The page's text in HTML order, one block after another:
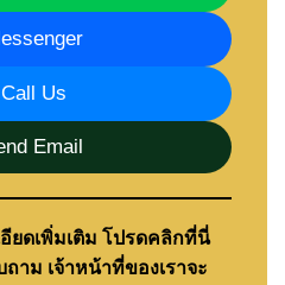
Call Us
Email
ยดเพิ่มเติม โปรดคลิกที่นี่
าม เจ้าหน้าที่ของเราจะ